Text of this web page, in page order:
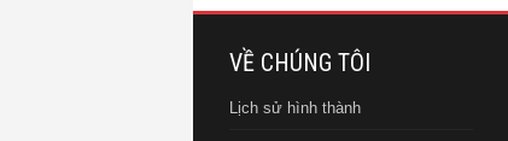
VỀ CHÚNG TÔI
Lịch sử hình thành